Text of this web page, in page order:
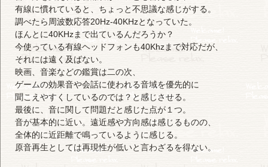
有線に慣れていると、ちょっと不思議な感じがする。
調べたら周波数応答20Hz-40KHzとなっていた。
ほんとに40KHzまで出ているんだろうか？
今使っている有線ヘッドフォンも40Khzまで対応だが、
それには遠く及ばない。
映画、音楽などの鑑賞は二の次、
ゲームの効果音や会話に使われる音域を優先的に
聞こえやすくしているのでは？と感じさせる。
最後に、音に関して問題だと感じた点が１つ。
音が基本的に近い。遠近感や方向感は感じるものの、
全体的に近距離で鳴っているように感じる。
原音再生としては再現性が低いと言わざるを得ない。